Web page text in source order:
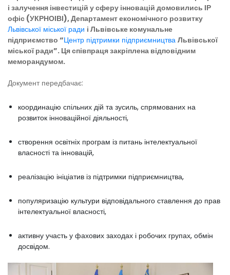
і залучення інвестицій у сферу інновацій домовились ІР
офіс (УКРНОІВІ), Департамент економічного розвитку
Львівської міської ради і Львівське комунальне
підприємство “Центр підтримки підприємництва Львівської
міської ради”. Ця співпраця закріплена відповідним
меморандумом.
Документ передбачає:
координацію спільних дій та зусиль, спрямованих на
розвиток інноваційної діяльності,
створення освітніх програм із питань інтелектуальної
власності та інновацій,
реалізацію ініціатив із підтримки підприємництва,
популяризацію культури відповідального ставлення до прав
інтелектуальної власності,
активну участь у фахових заходах і робочих групах, обмін
досвідом.